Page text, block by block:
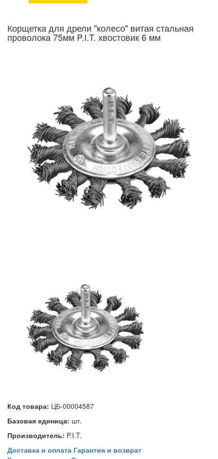
Корщетка для дрели "колесо" витая стальная
проволока 75мм P.I.T. хвостовик 6 мм
Код товара: ЦБ-00004587
Базовая единица: шт.
Производитель: P.I.T.
Доставка и оплата Гарантия и возврат